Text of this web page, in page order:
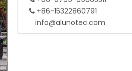
 +86-15322860791
info@alunotec.com